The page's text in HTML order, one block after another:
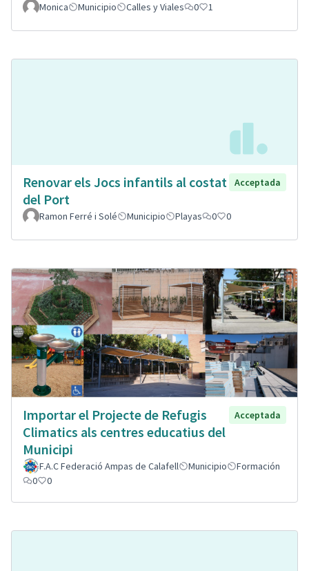
Monica Municipio Calles y Viales 0 1
Renovar els Jocs infantils al costat
del Port
Acceptada
Ramon Ferré i Solé Municipio Playas 0 0
Importar el Projecte de Refugis
Climatics als centres educatius del
Municipi
Acceptada
F.A.C Federació Ampas de Calafell Municipio
Formación
0
0